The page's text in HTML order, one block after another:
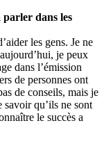
dans les
les gens. Je ne
je peux
dans l’émission
de personnes ont
de conseils, mais je
savoir qu’ils ne sont
le succès a